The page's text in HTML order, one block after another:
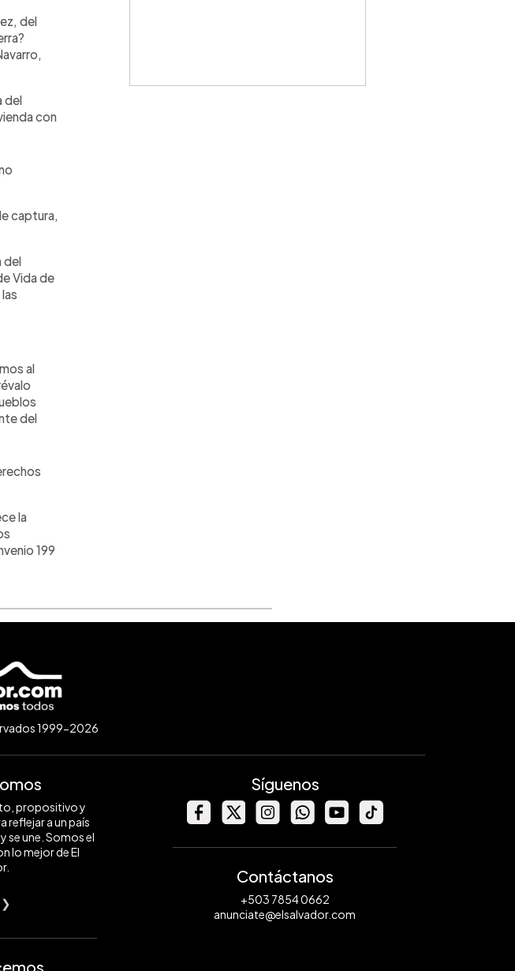
del
del
con
captura,
del
Vida de
al
del
la
199
1999-2026
propositivo y
reflejar a un país
se une. Somos el
lo mejor de El
❯
Síguenos
Contáctanos
+503 7854 0662
anunciate@elsalvador.com